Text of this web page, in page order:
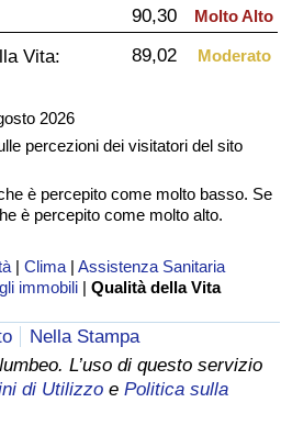
90,30 Molto Alto
Vita: 89,02
Moderato
2026
percezioni dei visitatori del sito
è percepito come molto basso. Se
è percepito come molto alto.
|Clima |Assistenza Sanitaria
immobili |Qualità della Vita
Nella Stampa
L’uso di questo servizio
di Utilizzo e Politica sulla
(Corrente)
per
(Corrente)
per Nazione